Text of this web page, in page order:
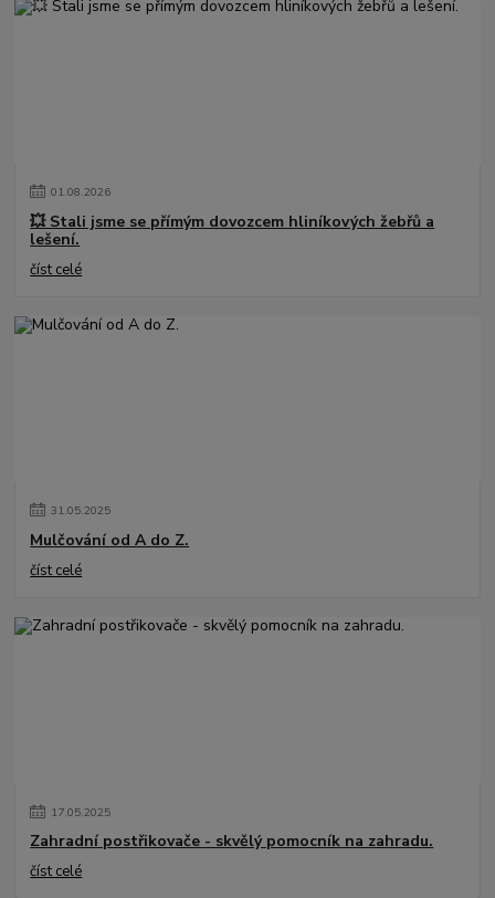
01.08.2026
💥 Stali jsme se přímým dovozcem hliníkových žebřů a
lešení.
číst celé
31.05.2025
Mulčování od A do Z.
číst celé
17.05.2025
Zahradní postřikovače - skvělý pomocník na zahradu.
číst celé